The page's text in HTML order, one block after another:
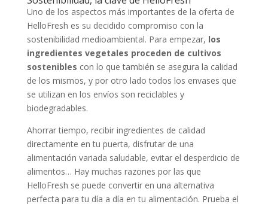
Uno de los aspectos más importantes de la oferta de
HelloFresh es su decidido compromiso con la
sostenibilidad medioambiental. Para empezar, los
ingredientes vegetales proceden de cultivos
sostenibles con lo que también se asegura la calidad
de los mismos, y por otro lado todos los envases que
se utilizan en los envíos son reciclables y
biodegradables.
Ahorrar tiempo, recibir ingredientes de calidad
directamente en tu puerta, disfrutar de una
alimentación variada saludable, evitar el desperdicio de
alimentos… Hay muchas razones por las que
HelloFresh se puede convertir en una alternativa
perfecta para tu día a día en tu alimentación. Prueba el